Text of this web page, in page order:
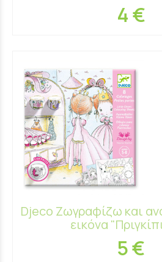
4 €
Djeco Ζωγραφίζω και
εικόνα
5 €